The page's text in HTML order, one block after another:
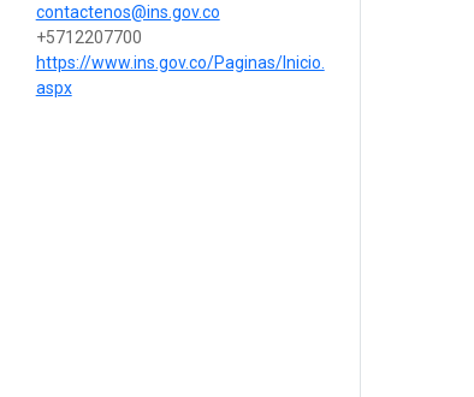
contactenos@ins.gov.co
+5712207700
https://www.ins.gov.co/Paginas/Inicio.
aspx